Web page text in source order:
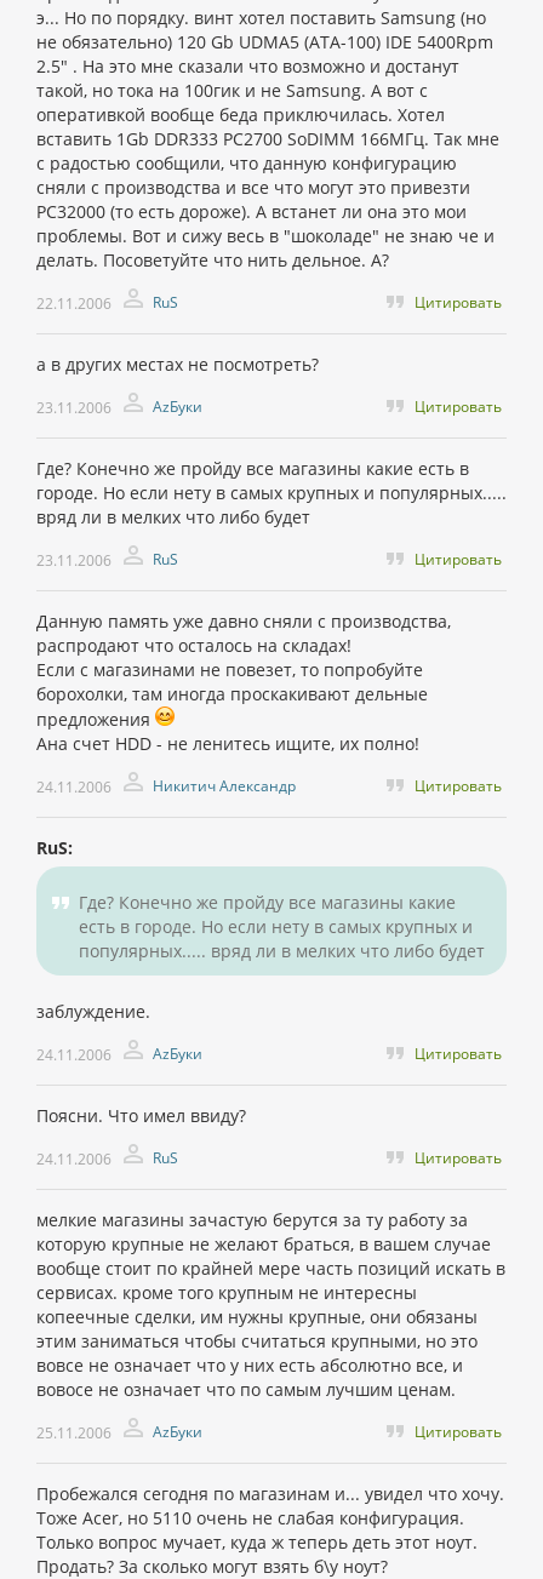
э... Но по порядку. винт хотел поставить Samsung (но
не обязательно) 120 Gb UDMA5 (ATA-100) IDE 5400Rpm
2.5" . На это мне сказали что возможно и достанут
такой, но тока на 100гик и не Samsung. А вот с
оперативкой вообще беда приключилась. Хотел
вставить 1Gb DDR333 PC2700 SoDIMM 166МГц. Так мне
с радостью сообщили, что данную конфигурацию
сняли с производства и все что могут это привезти
PC32000 (то есть дороже). А встанет ли она это мои
проблемы. Вот и сижу весь в "шоколаде" не знаю че и
делать. Посоветуйте что нить дельное. А?
22.11.2006 RuS Цитировать
а в других местах не посмотреть?
23.11.2006 AzБуки Цитировать
Где? Конечно же пройду все магазины какие есть в
городе. Но если нету в самых крупных и популярных.....
вряд ли в мелких что либо будет
23.11.2006 RuS Цитировать
Данную память уже давно сняли с производства,
распродают что осталось на складах!
Если с магазинами не повезет, то попробуйте
борохолки, там иногда проскакивают дельные
предложения
Ана счет HDD - не ленитесь ищите, их полно!
24.11.2006 Никитич Александр Цитировать
RuS:
Где? Конечно же пройду все магазины какие
есть в городе. Но если нету в самых крупных и
популярных..... вряд ли в мелких что либо будет
заблуждение.
24.11.2006 AzБуки Цитировать
Поясни. Что имел ввиду?
24.11.2006 RuS Цитировать
мелкие магазины зачастую берутся за ту работу за
которую крупные не желают браться, в вашем случае
вообще стоит по крайней мере часть позиций искать в
сервисах. кроме того крупным не интересны
копеечные сделки, им нужны крупные, они обязаны
этим заниматься чтобы считаться крупными, но это
вовсе не означает что у них есть абсолютно все, и
вовосе не означает что по самым лучшим ценам.
25.11.2006 AzБуки Цитировать
Пробежался сегодня по магазинам и... увидел что хочу.
Тоже Acer, но 5110 очень не слабая конфигурация.
Только вопрос мучает, куда ж теперь деть этот ноут.
Продать? За сколько могут взять б\у ноут?